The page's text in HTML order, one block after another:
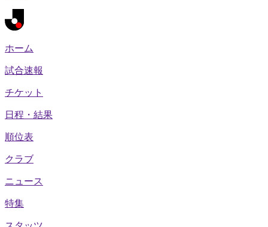
ホーム
試合速報
チケット
日程・結果
順位表
クラブ
ニュース
特集